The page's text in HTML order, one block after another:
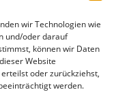
wir Technologien wie
und/oder darauf
können wir Daten
Website
oder zurückziehst,
werden.